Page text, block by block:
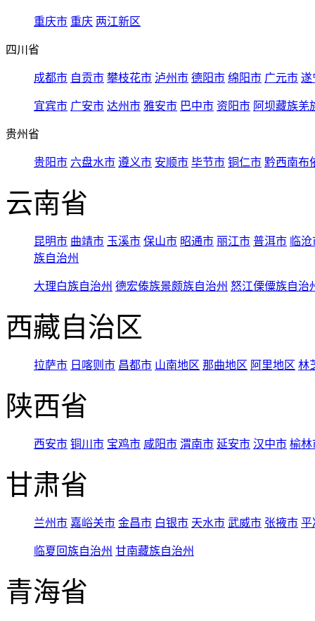
重庆市 重庆 两江新区
四川省
成都市 自贡市 攀枝花市 泸州市 德阳市 绵阳市 广元市 遂
宜宾市 广安市 达州市 雅安市 巴中市 资阳市 阿坝藏族羌
贵州省
贵阳市 六盘水市 遵义市 安顺市 毕节市 铜仁市 黔西南布
云南省
昆明市 曲靖市 玉溪市 保山市 昭通市 丽江市 普洱市 临
族自治州
大理白族自治州 德宏傣族景颇族自治州 怒江傈僳族自治
西藏自治区
拉萨市 日喀则市 昌都市 山南地区 那曲地区 阿里地区 林
陕西省
西安市 铜川市 宝鸡市 咸阳市 渭南市 延安市 汉中市 榆林
甘肃省
兰州市 嘉峪关市 金昌市 白银市 天水市 武威市 张掖市 平
临夏回族自治州 甘南藏族自治州
青海省